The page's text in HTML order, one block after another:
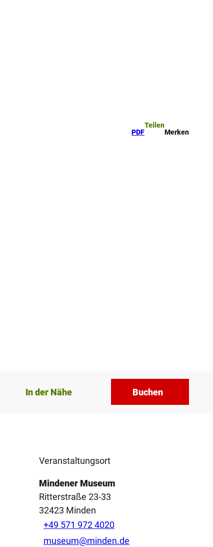
PDF
Teilen
Merken
In der Nähe Buchen
Veranstaltungsort
Mindener Museum
Ritterstraße 23-33
32423 Minden
+49 571 972 4020
museum@minden.de